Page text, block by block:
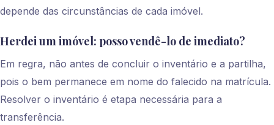
depende das circunstâncias de cada imóvel.
Herdei um imóvel: posso vendê-lo de imediato?
Em regra, não antes de concluir o inventário e a partilha,
pois o bem permanece em nome do falecido na matrícula.
Resolver o inventário é etapa necessária para a
transferência.